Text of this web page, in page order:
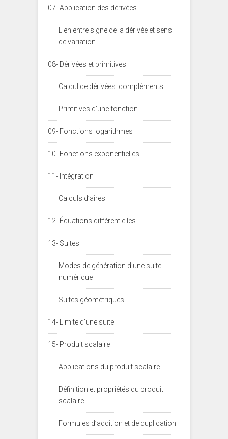
07- Application des dérivées
Lien entre signe de la dérivée et sens
de variation
08- Dérivées et primitives
Calcul de dérivées: compléments
Primitives d’une fonction
09- Fonctions logarithmes
10- Fonctions exponentielles
11- Intégration
Calculs d’aires
12- Équations différentielles
13- Suites
Modes de génération d’une suite
numérique
Suites géométriques
14- Limite d’une suite
15- Produit scalaire
Applications du produit scalaire
Définition et propriétés du produit
scalaire
Formules d’addition et de duplication